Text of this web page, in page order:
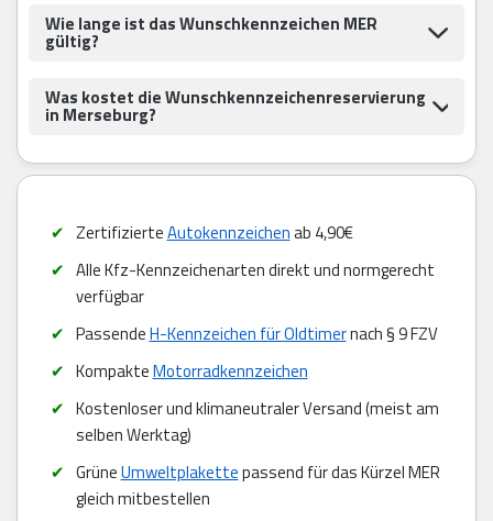
Wie lange ist das Wunschkennzeichen MER
gültig?
Was kostet die Wunschkennzeichenreservierung
in Merseburg?
ZertifizierteAutokennzeichenab 4,90€
Alle Kfz-Kennzeichenarten direkt und normgerecht
verfügbar
PassendeH-Kennzeichen für Oldtimernach § 9 FZV
KompakteMotorradkennzeichen
Kostenloser und klimaneutraler Versand (meist am
selben Werktag)
GrüneUmweltplakettepassend für das Kürzel MER
gleich mitbestellen